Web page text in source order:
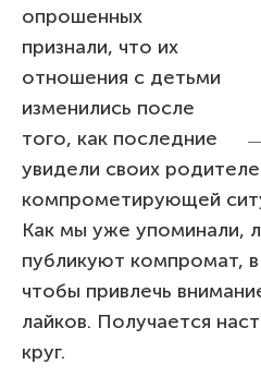
опрошенных
признали, что их
отношения с детьми
изменились после
того, как последние
увидели своих
компрометирующей
Как мы уже упоминали,
публикуют компромат,
чтобы привлечь
лайков. Получается
круг.